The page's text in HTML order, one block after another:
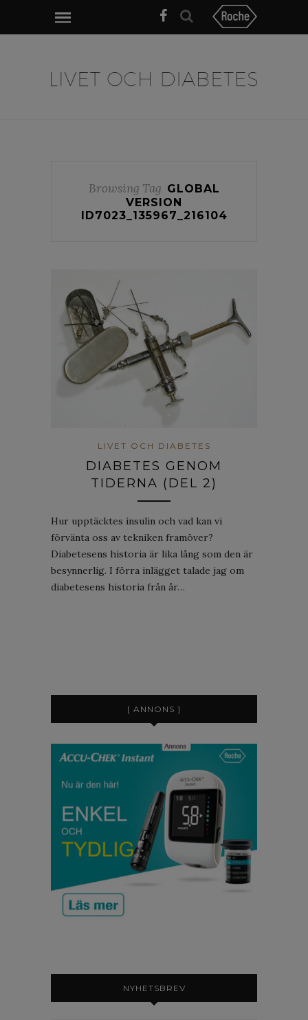
Browsing Tag GLOBAL
VERSION
ID7023_135967_216104
LIVET OCH DIABETES
DIABETES GENOM
TIDERNA (DEL 2)
Hur upptäcktes insulin och vad kan vi
förvänta oss av tekniken framöver?
Diabetesens historia är lika lång som den är
besynnerlig. I förra inlägget talade jag om
diabetesens historia från år…
[ ANNONS ]
NYHETSBREV